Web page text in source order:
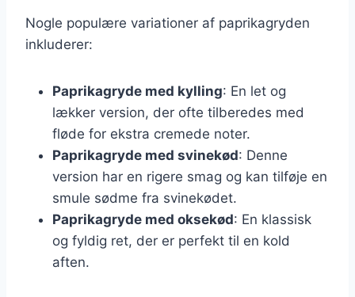
Nogle populære variationer af paprikagryden
inkluderer:
Paprikagryde med kylling: En let og
lækker version, der ofte tilberedes med
fløde for ekstra cremede noter.
Paprikagryde med svinekød: Denne
version har en rigere smag og kan tilføje en
smule sødme fra svinekødet.
Paprikagryde med oksekød: En klassisk
og fyldig ret, der er perfekt til en kold
aften.